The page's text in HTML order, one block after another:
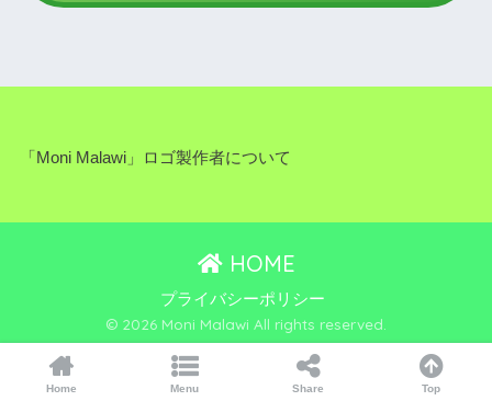
「Moni Malawi」ロゴ製作者について
HOME
プライバシーポリシー
© 2026 Moni Malawi All rights reserved.
Home Menu Share Top